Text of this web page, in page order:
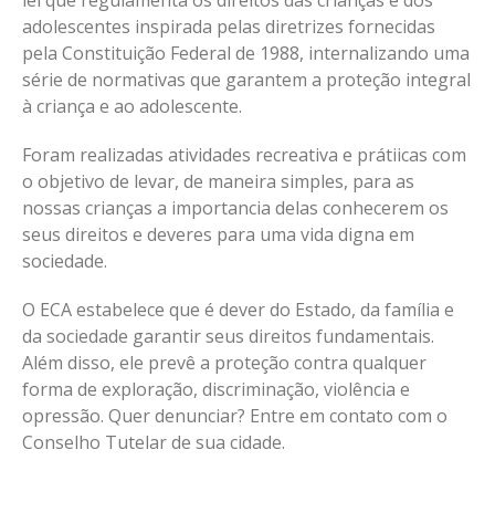
adolescentes inspirada pelas diretrizes fornecidas
pela Constituição Federal de 1988, internalizando uma
série de normativas que garantem a proteção integral
à criança e ao adolescente.
Foram realizadas atividades recreativa e prátiicas com
o objetivo de levar, de maneira simples, para as
nossas crianças a importancia delas conhecerem os
seus direitos e deveres para uma vida digna em
sociedade.
O ECA estabelece que é dever do Estado, da família e
da sociedade garantir seus direitos fundamentais.
Além disso, ele prevê a proteção contra qualquer
forma de exploração, discriminação, violência e
opressão. Quer denunciar? Entre em contato com o
Conselho Tutelar de sua cidade.